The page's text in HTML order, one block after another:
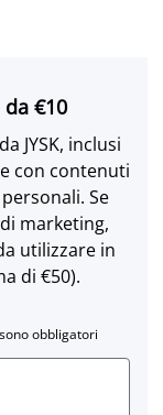
€10
JYSK, inclusi
con contenuti
Se
marketing,
utilizzare in
di €50).
obbligatori